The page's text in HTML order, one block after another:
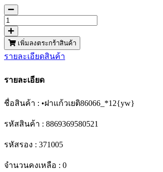
เพิ่มลงตระกร้าสินค้า
รายละเอียดสินค้า
รายละเอียด
ชื่อสินค้า : •ฝาแก้วเยติ86066_*12{yw}
รหัสสินค้า : 8869369580521
รหัสรอง : 371005
จำนวนคงเหลือ : 0